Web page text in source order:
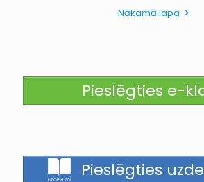
Nākamā lapa
Pieslēgties e-
Pieslēgties